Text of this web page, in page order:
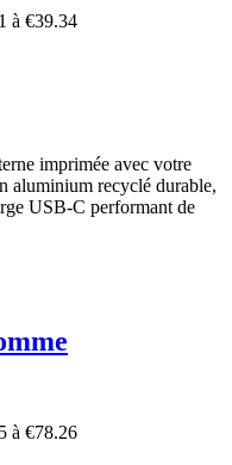
à €39.34
imprimée avec votre
aluminium recyclé durable,
USB-C performant de
à €78.26